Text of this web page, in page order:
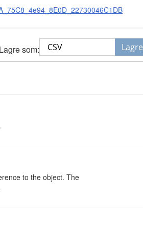
Lagre som: Lagre
to the object. The